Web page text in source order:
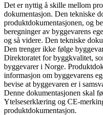
Det er nyttig å skille mellom
dokumentasjon. Den tekniske
produktdokumentasjonen, og
beregninger av byggevarens
og så videre. Den tekniske
Den trenger ikke følge
Direktoratet for byggkvalitet,
byggevarer i Norge.
informasjon om byggevarens
bevise at byggevaren er i
Denne dokumentasjonen skal
Ytelseserklæring og CE-
produktdokumentasjon.